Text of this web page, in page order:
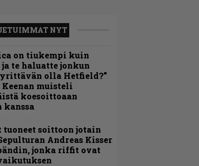
NYT
on tiukempi kuin
te haluatte jonkun
olla Hetfield?”
Keenan muisteli
koesoittoaan
kanssa
tuoneet soittoon jotain
Andreas Kisser
jonka riffit ovat